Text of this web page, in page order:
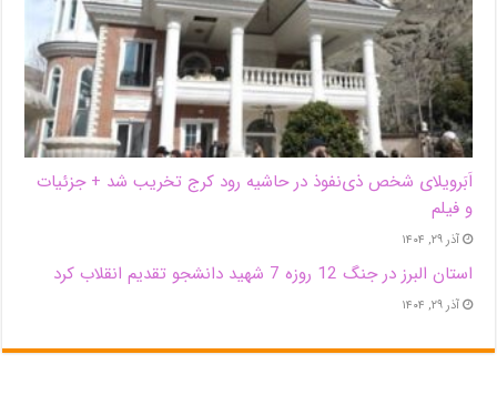
اَبَر‌ویلای شخص ذی‌نفوذ در حاشیه‌ رود کرج تخریب شد + جزئیات
و فیلم
آذر ۲۹, ۱۴۰۴
استان البرز در جنگ 12 روزه 7 شهید دانشجو تقدیم انقلاب کرد
آذر ۲۹, ۱۴۰۴